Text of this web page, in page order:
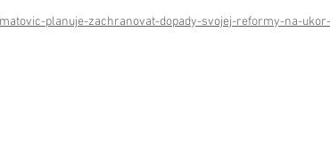
planuje-zachranovat-dopady-svojej-reformy-na-